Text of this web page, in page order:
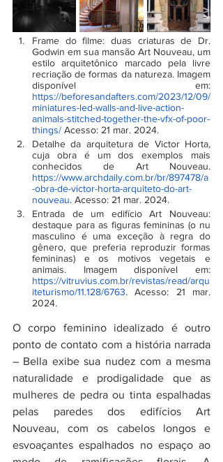
Frame do filme: duas criaturas de Dr.
Godwin em sua mansão Art Nouveau, um
estilo arquitetônico marcado pela livre
recriação de formas da natureza. Imagem
https://beforesandafters.com/2023/12/09/
miniatures-led-walls-and-live-action-
animals-stitched-together-the-vfx-of-poor-
things/ Acesso: 21 mar. 2024.
Detalhe da arquitetura de Victor Horta,
cuja obra é um dos exemplos mais
https://www.archdaily.com.br/br/897478/a
-obra-de-victor-horta-arquiteto-do-art-
nouveau. Acesso: 21 mar. 2024.
Entrada de um edifício Art Nouveau:
destaque para as figuras femininas (o nu
masculino é uma exceção à regra do
gênero, que preferia reproduzir formas
femininas) e os motivos vegetais e
https://vitruvius.com.br/revistas/read/arqu
iteturismo/11.128/6763. Acesso: 21 mar.
2024.
O corpo feminino idealizado é outro
ponto de contato com a história narrada
– Bella exibe sua nudez com a mesma
naturalidade e prodigalidade que as
mulheres de pedra ou tinta espalhadas
pelas paredes dos edifícios Art
Nouveau, com os cabelos longos e
esvoaçantes espalhados no espaço ao